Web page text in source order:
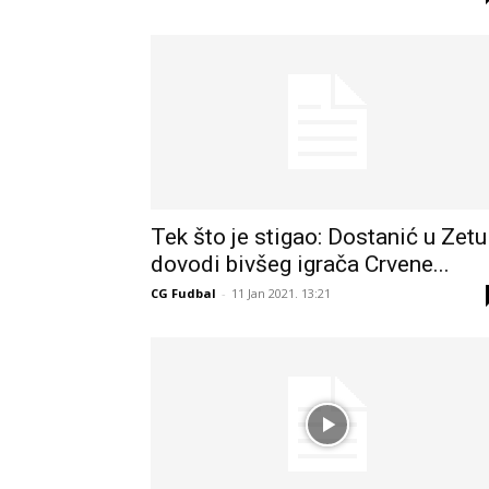
Tek što je stigao: Dostanić u Zetu
dovodi bivšeg igrača Crvene...
CG Fudbal - 11 Jan 2021. 13:21